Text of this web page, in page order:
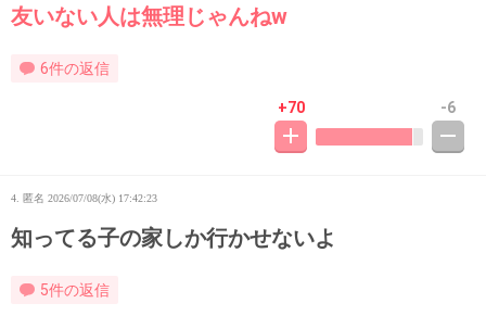
友いない人は無理じゃんねw
6件の返信
+70 -6
4. 匿名 2026/07/08(水) 17:42:23
知ってる子の家しか行かせないよ
5件の返信